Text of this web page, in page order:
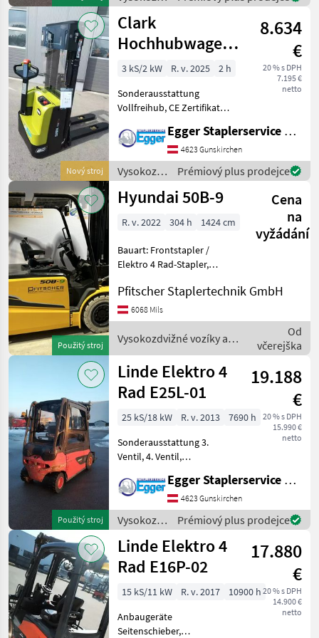
Arbeitsscheinwerfer hinten,
Arbeitsscheinwerfer v
vozíky a
skladová
technika /
Still
Nový stroj
Clark
Hochhubwagen
SWX12
8.634
€
20 % s DPH
7.195 €
netto
3 kS/2 kW R. v. 2025
2 h
Sonderausstattung
Vollfreihub, CE Zertifikat
1500, typ stožiara: Trojitý, , :
Vysokozdvižné vozíky a
skladová technika Vozík
Egger Staplerservice GmbH &Co KG
4623 Gunskirchen
Vysokozdvižné
vozíky a
skladová
Clark
Prémiový plus prodejce
Použitý stroj
Hyundai 50B-9
Cena
na
vyžádání
R. v. 2022 304 h 1424 cm
Bauart: Frontstapler /
Elektro 4 Rad-Stapler,
5962mm, Bauhöhe:
2840mm, Freihub: 1617mm,
Gabellänge: 1200mm,
Batterie: TAB PzS Bj. 2021 80
Pfitscher Staplertechnik GmbH
6068 Mils
Vysokozdvižné vozíky a
skladová technika /
Hyundai
Od
včerejška
Použitý stroj
Linde Elektro 4
Rad E25L-01
19.188
€
20 % s DPH
15.990 €
netto
25 kS/18 kW R. v. 2013
7690 h
Sonderausstattung 3.
Ventil, 4. Ventil,
Dachabdeckung,
Frontscheibe, Heizung,
Vollkabine, Vollfreihub,
Innenspiegel, Joystick,
Rundumleuc
Egger Staplerservice GmbH &Co KG
4623 Gunskirchen
Vysokozdvižné
vozíky a
skladová
technika /
Linde
Prémiový plus prodejce
Linde Elektro 4
Rad E16P-02
17.880
€
20 % s DPH
14.900 €
netto
15 kS/11 kW R. v. 2017
10900 h
Anbaugeräte
Seitenschieber,